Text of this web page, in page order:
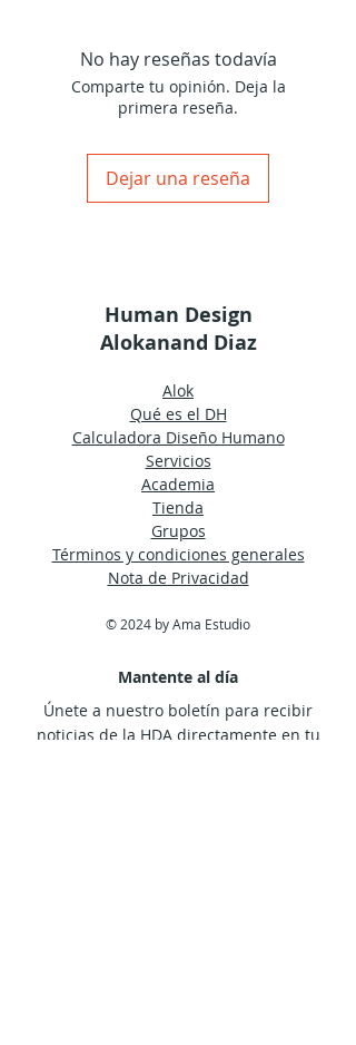
capacidad decisoria. Cuando está
definido tiene que confiar en su
manera fija de pensar y de
centro ajna sin definir conoce todas
las formas de pensar y es muy
intelectual.
No hay reseñas todavía
Comparte tu opinión. Deja la
primera reseña.
Dejar una reseña
Human Design
Alokanand Diaz
Alok
Qué es el DH
Calculadora Diseño Humano
Servicios
Academia
Tienda
Grupos
Términos y condiciones generales
Nota de Privacidad
© 2024 by Ama Estudio
Mantente al día
Únete a nuestro boletín para recibir
noticias de la HDA directamente en tu